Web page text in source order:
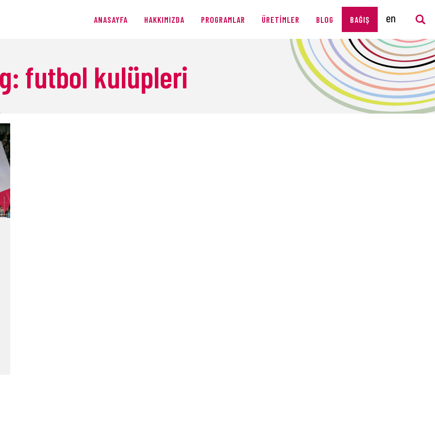
ANASAYFA HAKKIMIZDA PROGRAMLAR ÜRETIMLER BLOG BAĞIŞ
futbol kulüpleri